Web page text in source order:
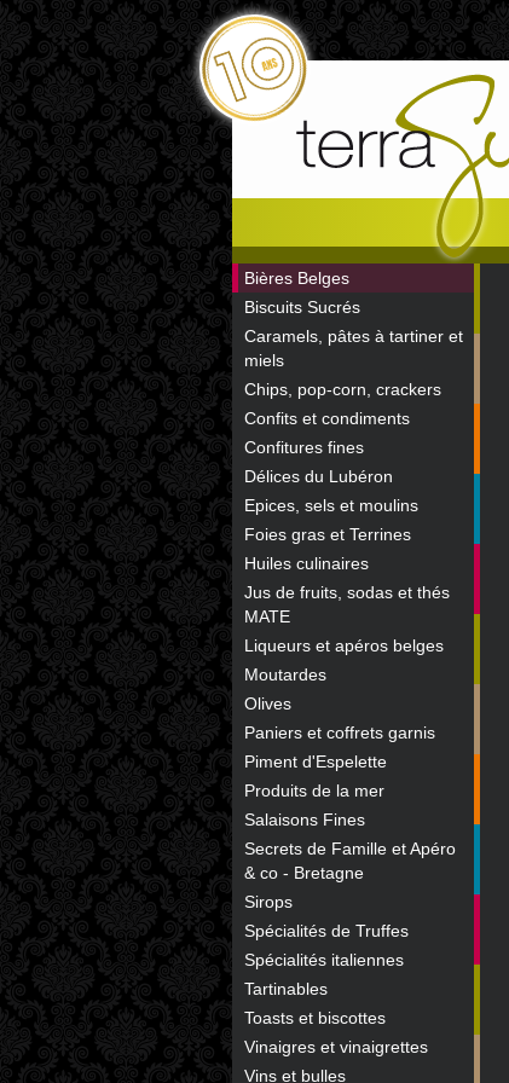
Bières Belges
Biscuits Sucrés
Caramels, pâtes à tartiner et
miels
Chips, pop-corn, crackers
Confits et condiments
Confitures fines
Délices du Lubéron
Epices, sels et moulins
Foies gras et Terrines
Huiles culinaires
Jus de fruits, sodas et thés
MATE
Liqueurs et apéros belges
Moutardes
Olives
Paniers et coffrets garnis
Piment d'Espelette
Produits de la mer
Salaisons Fines
Secrets de Famille et Apéro
& co - Bretagne
Sirops
Spécialités de Truffes
Spécialités italiennes
Tartinables
Toasts et biscottes
Vinaigres et vinaigrettes
Vins et bulles